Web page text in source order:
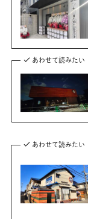
あわせて読みたい
あわせて読みたい